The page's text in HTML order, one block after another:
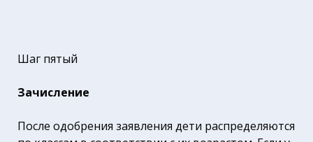
Шаг пятый
Зачисление
После одобрения заявления дети распределяются